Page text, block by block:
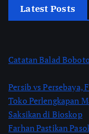
Latest Posts
Catatan Balad
Persib vs Persebaya,
Toko Perlengkapan
Saksikan di Bioskop
Farhan Pastikan